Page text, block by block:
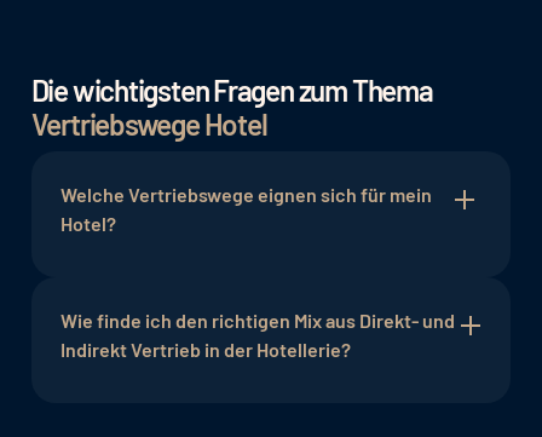
Die wichtigsten Fragen zum Thema
Vertriebswege Hotel
Welche Vertriebswege eignen sich für mein
Hotel?
verschiedenen Faktoren ab, wie zum Beispiel der
Zielgruppe des Hotels, dem Standort und den
Wie finde ich den richtigen Mix aus Direkt- und
Indirekt Vertrieb in der Hotellerie?